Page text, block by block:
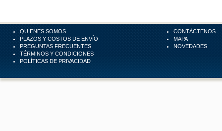
QUIENES SOMOS
PLAZOS Y COSTOS DE ENVÍO
PREGUNTAS FRECUENTES
TÉRMINOS Y CONDICIONES
POLÍTICAS DE PRIVACIDAD
CONTÁCTENOS
MAPA
NOVEDADES